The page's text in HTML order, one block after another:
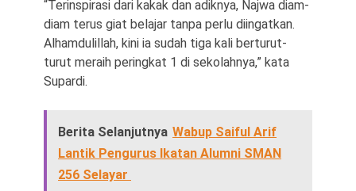
“Terinspirasi dari kakak dan adiknya, Najwa diam-
diam terus giat belajar tanpa perlu diingatkan.
Alhamdulillah, kini ia sudah tiga kali berturut-
turut meraih peringkat 1 di sekolahnya,” kata
Supardi.
Berita Selanjutnya Wabup Saiful Arif
Lantik Pengurus Ikatan Alumni SMAN
256 Selayar